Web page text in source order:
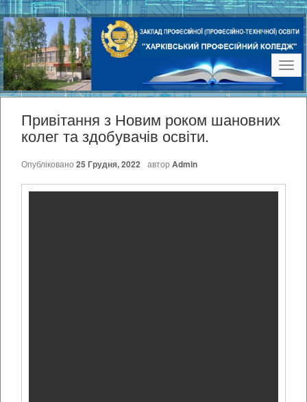
Привітання з Новим роком шановних
колег та здобувачів освіти.
Опубліковано 25 Грудня, 2022 автор Admin